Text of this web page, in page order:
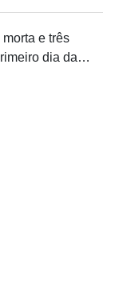
e três
dia da…